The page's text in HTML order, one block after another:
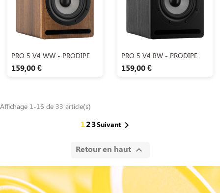
Aperçu rapide
PRO 5 V4 WW - PRODIPE
159,00 €
Aperçu rapide
PRO 5 V4 BW - PRODIPE
159,00 €
Affichage 1-16 de 33 article(s)
123Suivant
Retour en haut 